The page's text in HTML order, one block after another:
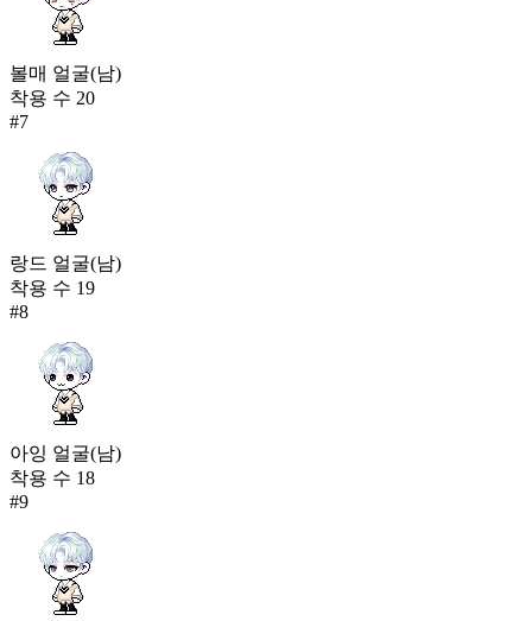
볼매 얼굴(남)
착용 수 20
#7
랑드 얼굴(남)
착용 수 19
#8
아잉 얼굴(남)
착용 수 18
#9